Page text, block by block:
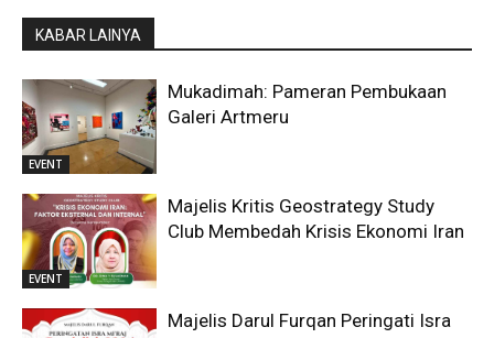
KABAR LAINYA
EVENT
Mukadimah: Pameran Pembukaan
Galeri Artmeru
EVENT
Majelis Kritis Geostrategy Study
Club Membedah Krisis Ekonomi Iran
Majelis Darul Furqan Peringati Isra